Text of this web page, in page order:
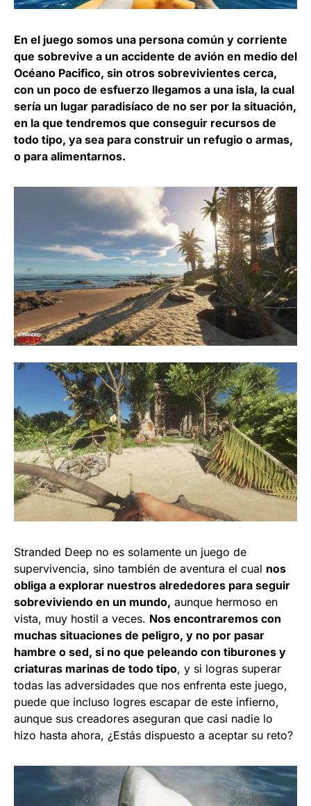
En el juego somos una persona común y corriente
que sobrevive a un accidente de avión en medio del
Océano Pacifico, sin otros sobrevivientes cerca,
con un poco de esfuerzo llegamos a una isla, la cual
sería un lugar paradisíaco de no ser por la situación,
en la que tendremos que conseguir recursos de
todo tipo, ya sea para construir un refugio o armas,
o para alimentarnos.
Stranded Deep no es solamente un juego de
supervivencia, sino también de aventura el cual nos
obliga a explorar nuestros alrededores para seguir
sobreviviendo en un mundo, aunque hermoso en
vista, muy hostil a veces. Nos encontraremos con
muchas situaciones de peligro, y no por pasar
hambre o sed, si no que peleando con tiburones y
criaturas marinas de todo tipo, y si logras superar
todas las adversidades que nos enfrenta este juego,
puede que incluso logres escapar de este infierno,
aunque sus creadores aseguran que casi nadie lo
hizo hasta ahora, ¿Estás dispuesto a aceptar su reto?